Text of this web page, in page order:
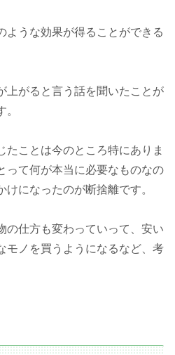
ような効果が得ることができる
上がると言う話を聞いたことが
たことは今のところ特にありま
って何が本当に必要なものなの
になったのが断捨離です。
の仕方も変わっていって、安い
モノを買うようになるなど、考